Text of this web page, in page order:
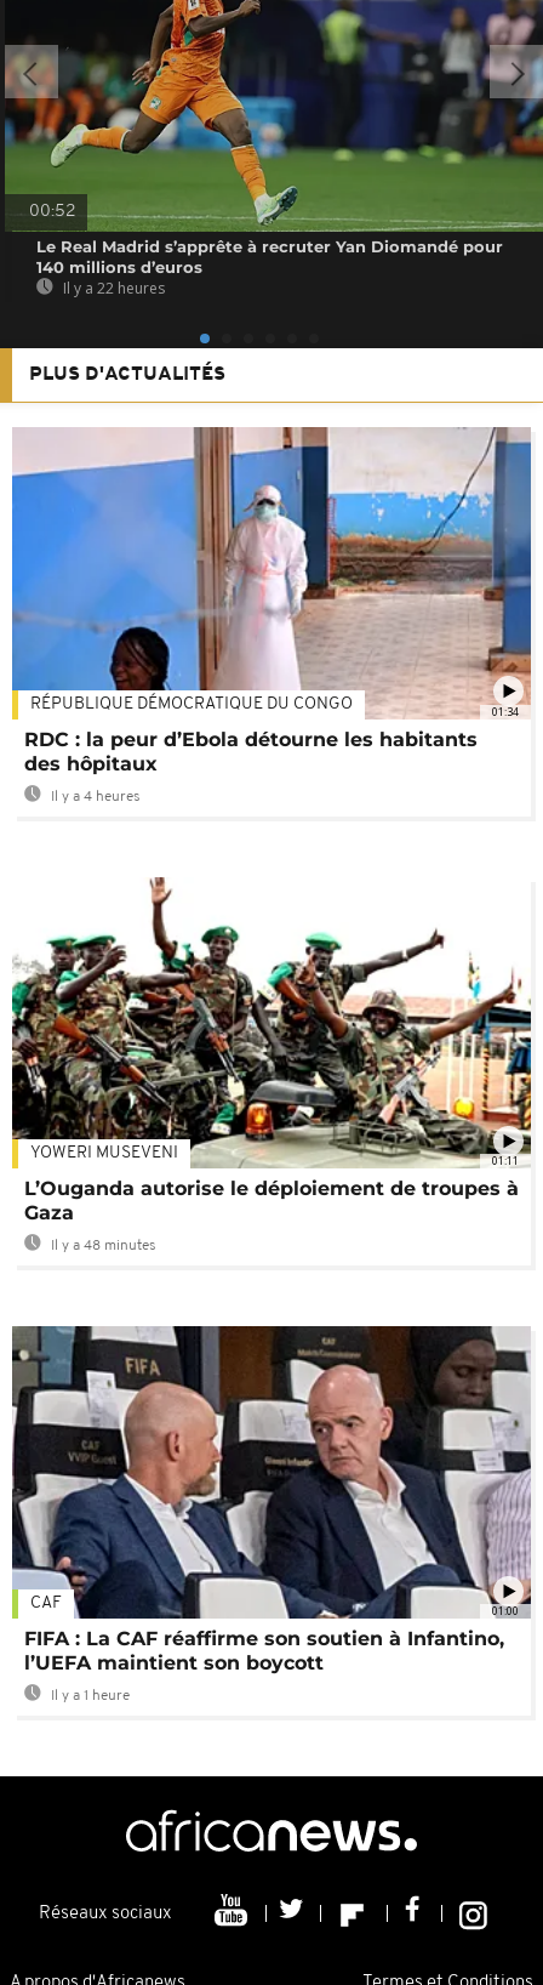
00:52
Le Real Madrid s’apprête à recruter Yan Diomandé pour
140 millions d’euros
Il y a 22 heures
PLUS D'ACTUALITÉS
01:34
RÉPUBLIQUE DÉMOCRATIQUE DU CONGO
RDC : la peur d’Ebola détourne les habitants
des hôpitaux
Il y a 4 heures
01:11
YOWERI MUSEVENI
L’Ouganda autorise le déploiement de troupes à
Gaza
Il y a 48 minutes
01:00
CAF
FIFA : La CAF réaffirme son soutien à Infantino,
l’UEFA maintient son boycott
Il y a 1 heure
Réseaux sociaux